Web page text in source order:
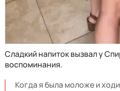
Сладкий напиток вызвал у
воспоминания.
Когда я была моложе и